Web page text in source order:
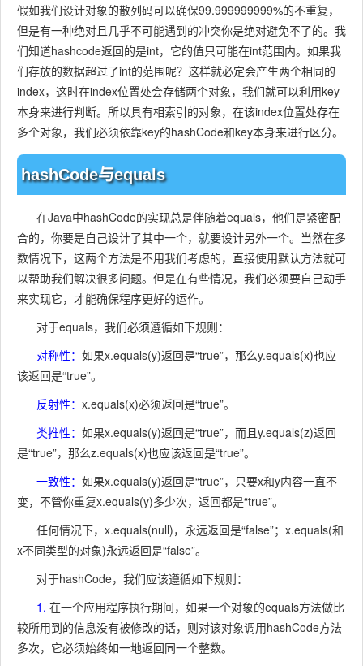
假如我们设计对象的散列码可以确保99.999999999%的不重复，
但是有一种绝对且几乎不可能遇到的冲突你是绝对避免不了的。我
们知道hashcode返回的是int，它的值只可能在int范围内。如果我
们存放的数据超过了int的范围呢？这样就必定会产生两个相同的
index，这时在index位置处会存储两个对象，我们就可以利用key
本身来进行判断。所以具有相索引的对象，在该index位置处存在
多个对象，我们必须依靠key的hashCode和key本身来进行区分。
hashCode与equals
在Java中hashCode的实现总是伴随着equals，他们是紧密配
合的，你要是自己设计了其中一个，就要设计另外一个。当然在多
数情况下，这两个方法是不用我们考虑的，直接使用默认方法就可
以帮助我们解决很多问题。但是在有些情况，我们必须要自己动手
来实现它，才能确保程序更好的运作。
对于equals，我们必须遵循如下规则：
对称性： 如果x.equals(y)返回是“true”，那么y.equals(x)也应
该返回是“true”。
反射性： x.equals(x)必须返回是“true”。
类推性： 如果x.equals(y)返回是“true”，而且y.equals(z)返回
是“true”，那么z.equals(x)也应该返回是“true”。
一致性： 如果x.equals(y)返回是“true”，只要x和y内容一直不
变，不管你重复x.equals(y)多少次，返回都是“true”。
任何情况下，x.equals(null)，永远返回是“false”；x.equals(和
x不同类型的对象)永远返回是“false”。
对于hashCode，我们应该遵循如下规则：
1. 在一个应用程序执行期间，如果一个对象的equals方法做比
较所用到的信息没有被修改的话，则对该对象调用hashCode方法
多次，它必须始终如一地返回同一个整数。